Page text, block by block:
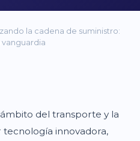
la cadena de suministro:
vanguardia
del transporte y la
innovadora,